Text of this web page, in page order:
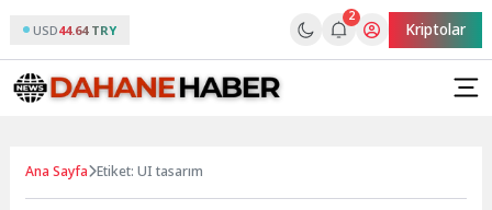
USD44.64 TRY
2
Kriptolar
Ana Sayfa Etiket: UI tasarım